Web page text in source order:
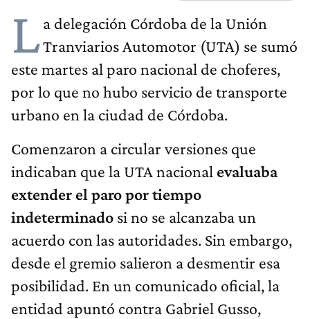
La delegación Córdoba de la Unión
Tranviarios Automotor (UTA) se sumó
este martes al paro nacional de choferes,
por lo que no hubo servicio de transporte
urbano en la ciudad de Córdoba.
Comenzaron a circular versiones que
indicaban que la UTA nacional evaluaba
extender el paro por tiempo
indeterminado si no se alcanzaba un
acuerdo con las autoridades. Sin embargo,
desde el gremio salieron a desmentir esa
posibilidad. En un comunicado oficial, la
entidad apuntó contra Gabriel Gusso,